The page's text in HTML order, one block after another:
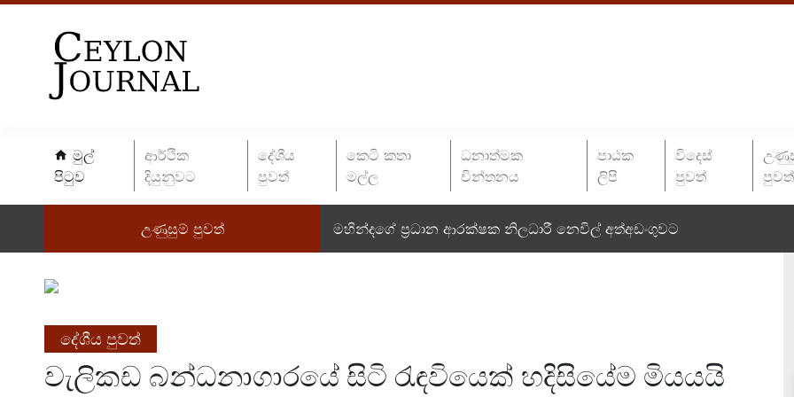
මුල්
පිටුව
ආර්ථික
දියුනුවට
දේශීය
පුවත්
කෙටි කතා
මල්ල
ධනාත්මක
චින්තනය
පාඨක
ලිපි
විදෙස්
පුවත්
පුවත්
උණුසුම් පුවත් මහින්දගේ ප්‍රධාන ආරක්ෂක නිලධාරී නෙවිල් අත්අඩංගුවට
දේශීය පුවත්
වැලිකඩ බන්ධනාගාරයේ සිටි රැඳවියෙක් හදිසියේම මියයයි